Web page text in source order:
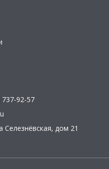
737-92-57
Селезнёвская, дом 21